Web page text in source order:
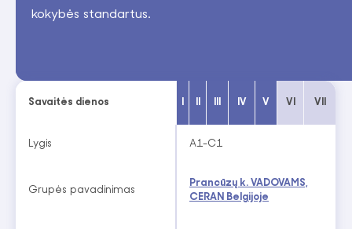
kokybės standartus.
Savaitės dienos IV V VI VII
Lygis A1-C1
Grupės pavadinimas
Prancūzų k. VADOVAMS,
CERAN Belgijoje